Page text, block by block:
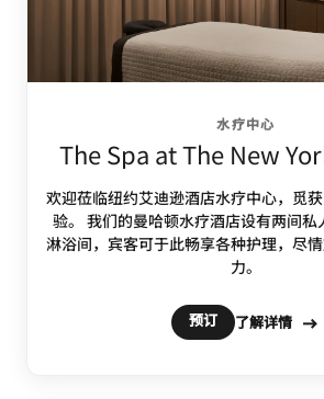
水疗中心
The Spa at The New
欢迎莅临纽约艾迪逊酒店水疗中心，觅
验。 我们的曼哈顿水疗酒店设有两间私
淋浴间，宾客可于此畅享各种护理，尽
力。
预订 了解详情